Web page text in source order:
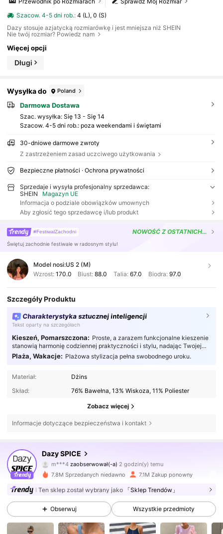
Szacow. 4-5 dni rob.:4 (L), 0 (S)
Dazy stosuje azjatycką rozmiarówkę i jest mniejsza niż SHEIN
Nie twój rozmiar? Powiedz nam
Więcej opcji
Długi
Wysyłka do Poland
Darmowa Dostawa
Szac. wysyłka: Się 13 - Się 14
Szacow. 4-5 dni rob.: poza weekendami i świętami
30-dniowe darmowe zwroty
Z zastrzeżeniem zasad uczciwego użytkowania
Bezpieczne płatności · Ochrona prywatności
Sprzedaje i wysyła profesjonalny sprzedawca:
SHEIN
Magazyn UE
Informacja o podziale obowiązków umownych
Aby zgłosić tego sprzedawcę i/lub produkt
#FestiwalZachodni NOWOŚĆ Z OSTATNICH 30 DNI
Świętuj zachodnie festiwale w radosnym stylu!
Model nosi:US 2 (M)
Wzrost: 170.0 Biust:88.0 Talia: 67.0 Biodra: 97.0
Szczegóły Produktu
Charakterystyka sztucznej inteligencji
Tekst oparty na szczegółach
Kieszeń, Pomarszczona: Proste, a zarazem funkcjonalne kieszenie
stanowią harmonię codziennej praktyczności i stylu, nadając Twojej
modzie bardziej przemyślany charakter.
Plaża, Wakacje: Plażowa stylizacja pełna swobodnego uroku.
Materiał:
Dżins
Skład:
76% Bawełna, 13% Wiskoza, 11% Poliester
Zobacz więcej
Informacje dotyczące bezpieczeństwa i kontakt
Dazy SPICE
m***4przegląda
4,84
2M Obserwujący
4,84 2M Obserwujący
7.8M Sprzedanych niedawno 7.1M Zakup ponowny
Ten sklep został wybrany jako 「Sklep Trendów」
Obserwuj Wszystkie przedmioty